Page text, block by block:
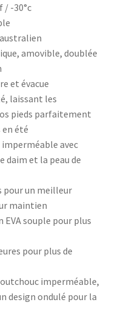
/ -30°c
amovible, doublée
et évacue
laissant les
pieds parfaitement
en été
avec
daim et la peau de
pour un meilleur
maintien
souple pour plus
pour plus de
imperméable,
design ondulé pour la